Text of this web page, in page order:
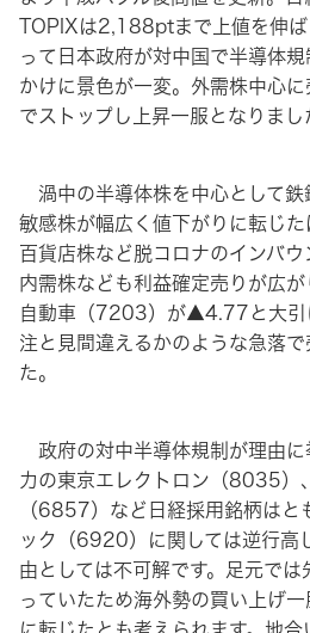
TOPIXは2,188ptまで上値を伸ば
って日本政府が対中国で半導体
かけに景色が一変。外需株中心
でストップし上昇一服となりまし
渦中の半導体株を中心として鉄
敏感株が幅広く値下がりに転じた
百貨店株など脱コロナのインバ
内需株なども利益確定売りが広
自動車（7203）が▲4.77と大引
注と見間違えるかのような急落
た。
政府の対中半導体規制が理由に
力の東京エレクトロン（8035）
（6857）など日経採用銘柄はと
ック（6920）に関しては逆行高
由としては不可解です。足元で
っていたため海外勢の買い上げ